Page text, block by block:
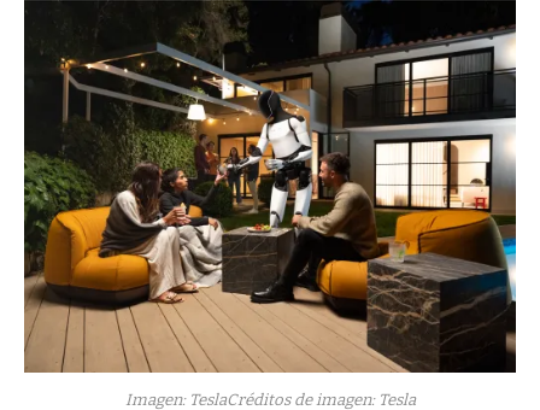
Imagen: TeslaCréditos de imagen: Tesla